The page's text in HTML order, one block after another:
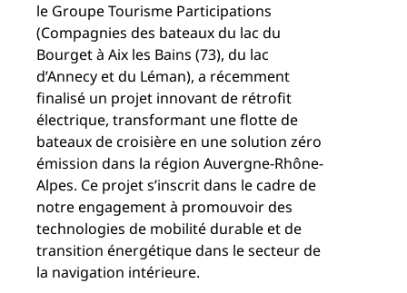
le Groupe Tourisme Participations
(Compagnies des bateaux du lac du
Bourget à Aix les Bains (73), du lac
d’Annecy et du Léman), a récemment
finalisé un projet innovant de rétrofit
électrique, transformant une flotte de
bateaux de croisière en une solution zéro
émission dans la région Auvergne-Rhône-
Alpes. Ce projet s’inscrit dans le cadre de
notre engagement à promouvoir des
technologies de mobilité durable et de
transition énergétique dans le secteur de
la navigation intérieure.